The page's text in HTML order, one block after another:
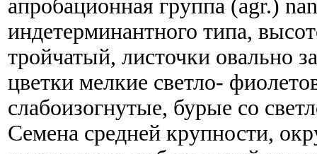
апробационная группа (agr.)
индетерминантного типа,
тройчатый, листочки овально
цветки мелкие светло-
слабоизогнутые, бурые со
Семена средней крупности,